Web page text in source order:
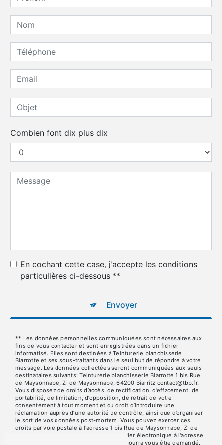
Combien font dix plus dix
En cochant cette case, j'accepte les conditions
particulières ci-dessous **
Envoyer
** Les données personnelles communiquées sont nécessaires aux
fins de vous contacter et sont enregistrées dans un fichier
informatisé. Elles sont destinées à Teinturerie blanchisserie
Biarrotte et ses sous-traitants dans le seul but de répondre à votre
message. Les données collectées seront communiquées aux seuls
destinataires suivants: Teinturerie blanchisserie Biarrotte 1 bis Rue
de Maysonnabe, ZI de Maysonnabe, 64200 Biarritz contact@tbb.fr.
Vous disposez de droits d’accès, de rectification, d’effacement, de
portabilité, de limitation, d’opposition, de retrait de votre
consentement à tout moment et du droit d’introduire une
réclamation auprès d’une autorité de contrôle, ainsi que d’organiser
le sort de vos données post-mortem. Vous pouvez exercer ces
droits par voie postale à l'adresse 1 bis Rue de Maysonnabe, ZI de
Maysonnabe, 64200 Biarritz ou par courrier électronique à l'adresse
contact@tbb.fr. Un justificatif d'identité pourra vous être demandé.